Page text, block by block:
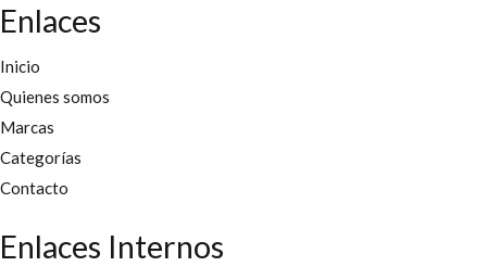
Enlaces
Inicio
Quienes somos
Marcas
Categorías
Contacto
Enlaces Internos